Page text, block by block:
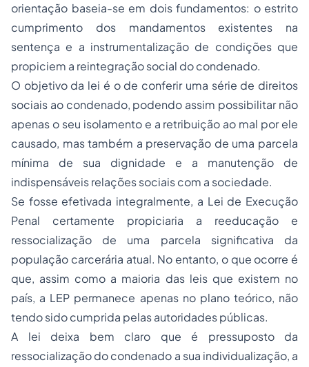
orientação baseia-se em dois fundamentos: o estrito
cumprimento dos mandamentos existentes na
sentença e a instrumentalização de condições que
propiciem a reintegração social do condenado.
O objetivo da lei é o de conferir uma série de direitos
sociais ao condenado, podendo assim possibilitar não
apenas o seu isolamento e a retribuição ao mal por ele
causado, mas também a preservação de uma parcela
mínima de sua dignidade e a manutenção de
indispensáveis relações sociais com a sociedade.
Se fosse efetivada integralmente, a Lei de Execução
Penal certamente propiciaria a reeducação e
ressocialização de uma parcela significativa da
população carcerária atual. No entanto, o que ocorre é
que, assim como a maioria das leis que existem no
país, a LEP permanece apenas no plano teórico, não
tendo sido cumprida pelas autoridades públicas.
A lei deixa bem claro que é pressuposto da
ressocialização do condenado a sua individualização, a